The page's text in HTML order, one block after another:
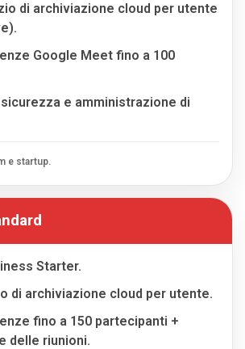
di archiviazione cloud per utente
Google Meet fino a 100
e amministrazione di
e startup.
Starter.
di archiviazione cloud per utente.
fino a 150 partecipanti +
delle riunioni.